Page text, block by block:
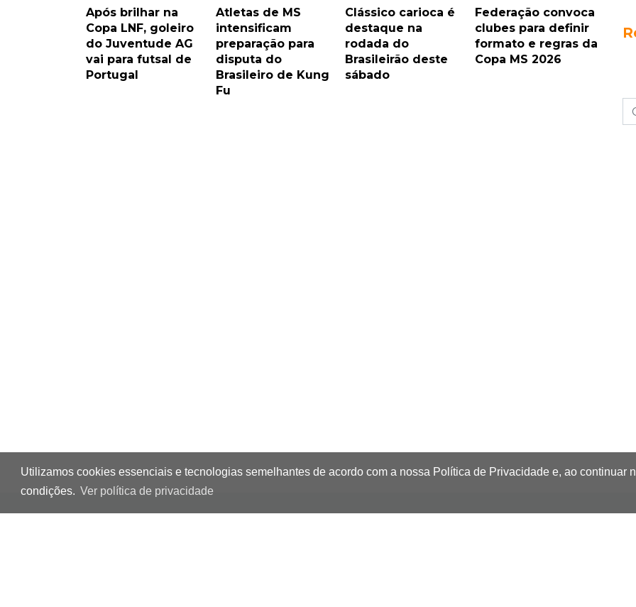
Utilizamos cookies essenciais e tecnologias semelhantes de acordo com a nossa Política de Privacidade e, ao continuar
condições. Ver política de privacidade
Após brilhar na
Copa LNF, goleiro
do Juventude AG
vai para futsal de
Portugal
Atletas de MS
intensificam
preparação para
disputa do
Brasileiro de Kung
Fu
Clássico carioca é
destaque na
rodada do
Brasileirão deste
sábado
Federação convoca
clubes para definir
formato e regras da
Copa MS 2026